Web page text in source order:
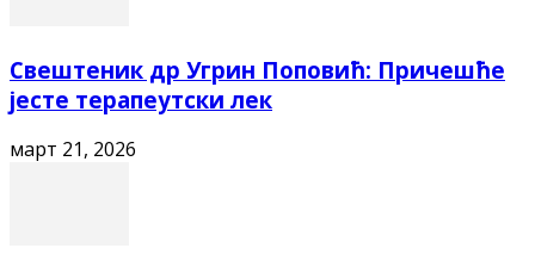
Свештеник др Угрин Поповић: Причешће
јесте терапеутски лек
март 21, 2026